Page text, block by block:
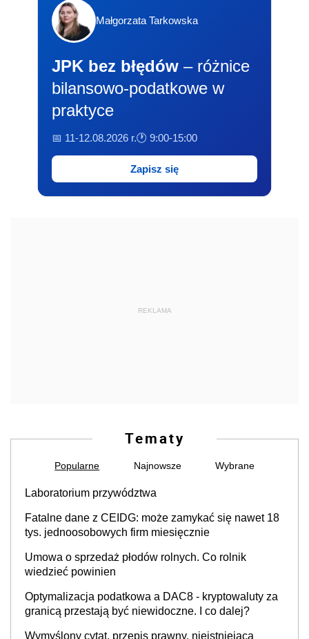
Małgorzata Tarkowska
JPK bez błędów – różnice
bilansowo-podatkowe w
praktyce
📅 11-12.08.2026 r.🕐 9:00-15:00
Zapisz się
REKLAMA
Tematy
Popularne Najnowsze Wybrane
Laboratorium przywództwa
Fatalne dane z CEIDG: może zamykać się nawet 18
tys. jednoosobowych firm miesięcznie
Umowa o sprzedaż płodów rolnych. Co rolnik
wiedzieć powinien
Optymalizacja podatkowa a DAC8 - kryptowaluty za
granicą przestają być niewidoczne. I co dalej?
Wymyślony cytat, przepis prawny, nieistniejąca